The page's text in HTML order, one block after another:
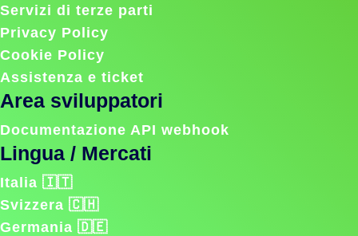
Servizi di terze parti
Privacy Policy
Cookie Policy
Assistenza e ticket
Area sviluppatori
Documentazione API webhook
Lingua / Mercati
Italia 🇮🇹
Svizzera 🇨🇭
Germania 🇩🇪